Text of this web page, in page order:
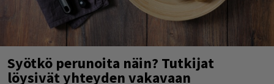
Syötkö perunoita näin? Tutkijat
löysivät yhteyden vakavaan